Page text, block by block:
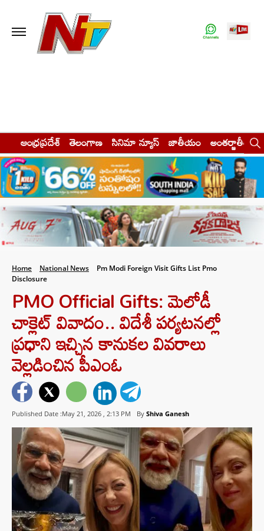
ఆంధ్రప్రదేశ్ తెలంగాణ సినిమా న్యూస్ జాతీయం అంతర్జాతీయం
Home National News
Pm Modi Foreign Visit Gifts List Pmo
Disclosure
PMO Official Gifts: మెలోడీ
చాక్లెట్ వివాదం.. విదేశీ పర్యటనల్లో
ప్రధాని ఇచ్చిన కానుకల వివరాలు
వెల్లడించిన పీఎంఓ
Published Date :May 21, 2026 , 2:13 PM By Shiva Ganesh